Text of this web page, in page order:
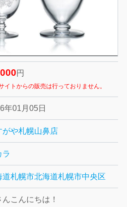
円
イトからの販売は行っておりません。
年01月05日
がや札幌山鼻店
ラ
道札幌市北海道札幌市中央区
んこんにちは！